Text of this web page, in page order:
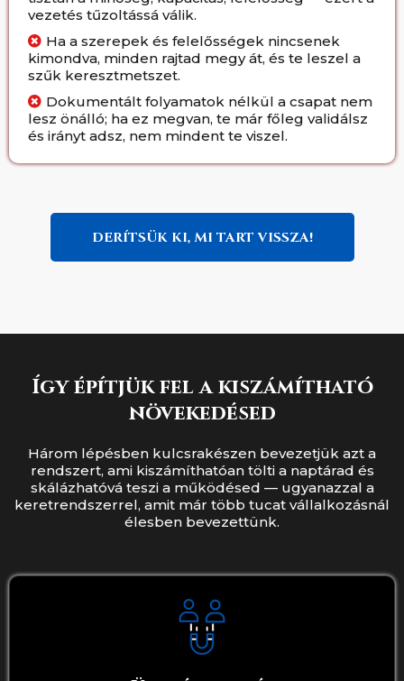
vezetés tűzoltássá válik.
Ha a szerepek és felelősségek nincsenek
kimondva, minden rajtad megy át, és te leszel a
szűk keresztmetszet.
Dokumentált folyamatok nélkül a csapat nem
lesz önálló; ha ez megvan, te már főleg validálsz
és irányt adsz, nem mindent te viszel.
DERÍTSÜK KI, MI TART VISSZA!
Így építjük fel a kiszámítható
növekedésed
Három lépésben kulcsrakészen bevezetjük azt a
rendszert, ami kiszámíthatóan tölti a naptárad és
skálázhatóvá teszi a működésed — ugyanazzal a
keretrendszerrel, amit már több tucat vállalkozásnál
élesben bevezettünk.